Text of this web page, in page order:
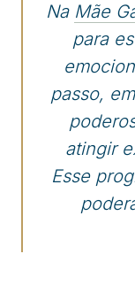
Na Mãe
para
passo,
atingir
Esse